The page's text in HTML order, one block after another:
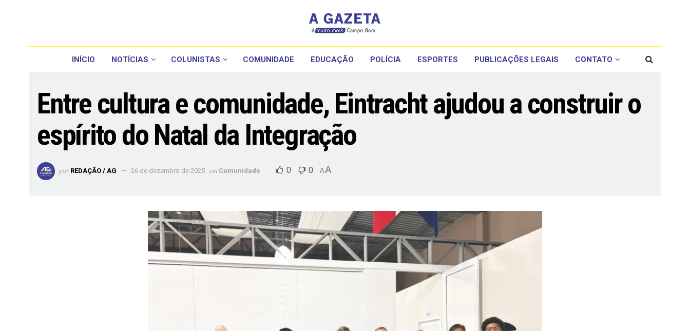
INÍCIO NOTÍCIAS COLUNISTAS COMUNIDADE EDUCAÇÃO POLÍCIA ESPORTES PUBLICAÇÕES LEGAIS CONTATO
Entre cultura e comunidade, Eintracht ajudou a construir o
espírito do Natal da Integração
por REDAÇÃO / AG 26 de dezembro de 2025 em Comunidade 0 0 AA